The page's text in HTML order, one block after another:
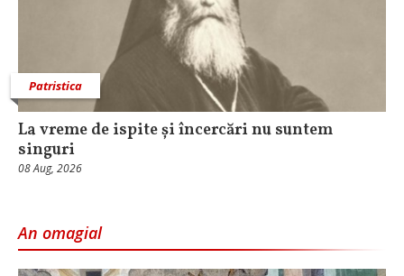
Patristica
La vreme de ispite și încercări nu suntem
singuri
08 Aug, 2026
An omagial